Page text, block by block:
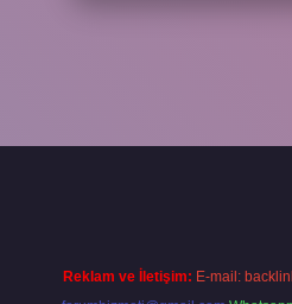
Reklam ve İletişim: E-mail: